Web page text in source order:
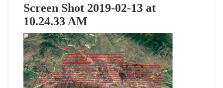
Screen Shot 2019-02-13 at
10.24.33 AM